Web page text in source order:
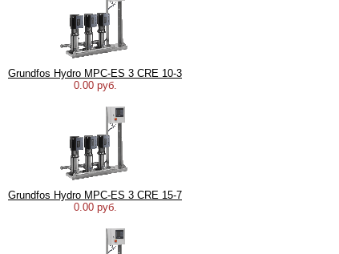
Grundfos Hydro MPC-ES 3 CRE 10-3
0.00 руб.
Grundfos Hydro MPC-ES 3 CRE 15-7
0.00 руб.